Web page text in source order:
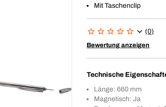
Mit Taschenclip
(0)
Bewertung anzeigen
Technische
Länge: 660 mm
Magnetisch: Ja